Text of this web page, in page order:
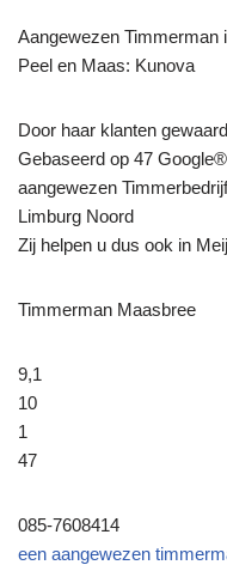
Aangewezen Timmerman
Peel en Maas: Kunova
Door haar klanten
Gebaseerd op 47
aangewezen
Limburg Noord
Zij helpen u dus ook in
Timmerman Maasbree
9,1
10
1
47
085-7608414
een aangewezen